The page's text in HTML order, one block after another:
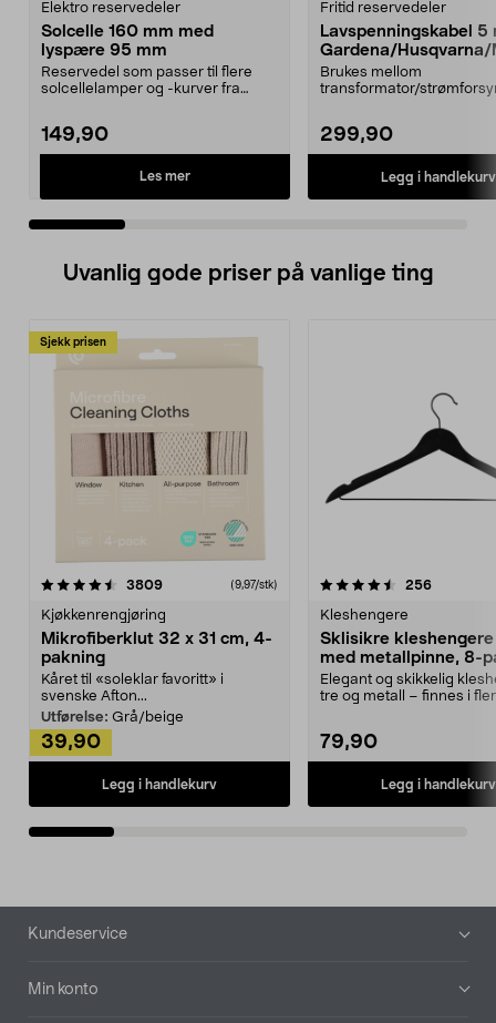
Elektro reservedeler
Solcelle 160 mm med
lyspære 95 mm
Reservedel som passer til flere
solcellelamper og -kurver fra
149,90
Les mer
Fritid reservedeler
Lavspenningskabel 5
Gardena/Husqvarna/
ch/Flymo
Brukes mellom
transformator/
299,90
Legg i handlekurv
Uvanlig gode priser på vanlige ting
Sjekk prisen
3809anmeldelser(9,97/stk)
Kjøkkenrengjøring
Mikrofiberklut 32 x 31 cm, 4-
pakning
Kåret til «soleklar favoritt» i
svenske Afton...
Utførelse: Grå/beige
39,90
Legg i handlekurv
4.5av 5 stjerner 256
Kleshengere
Sklisikre
med metallpinne, 8-
Elegant og skikkelig
tre og metall – finnes i
79,90
Legg i handlekurv
4.5av 5 stjerner
Bunntekst
Kundeservice
Min konto